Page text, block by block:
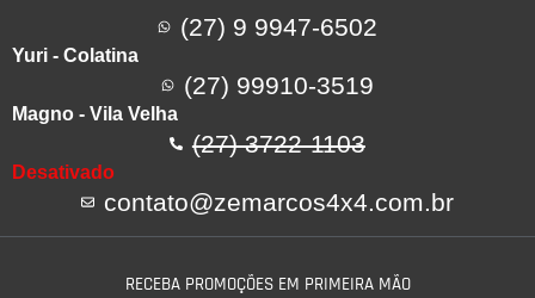
(27) 9 9947-6502
Yuri - Colatina
(27) 99910-3519
Magno - Vila Velha
(27) 3722-1103
Desativado
contato@zemarcos4x4.com.br
RECEBA PROMOÇÕES EM PRIMEIRA MÃO